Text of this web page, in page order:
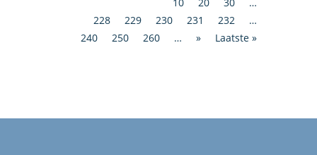
228
229 230 231 232
…
240
250 260 … » Laatste »